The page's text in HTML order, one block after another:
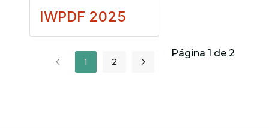
IWPDF 2025
Página 1 de 2
1 2